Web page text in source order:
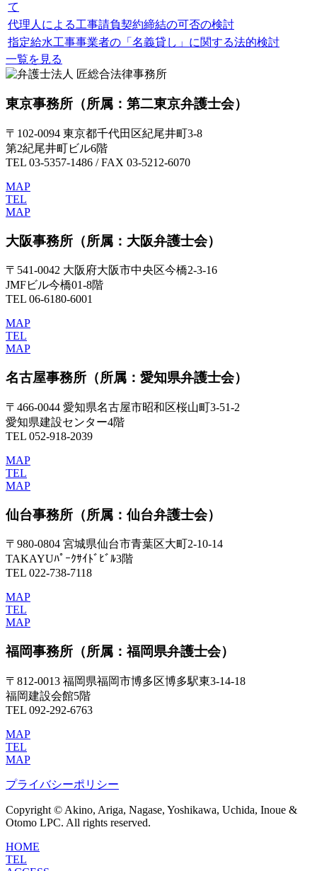
て
代理人による工事請負契約締結の可否の検討
指定給水工事事業者の「名義貸し」に関する法的検討
一覧を見る
東京事務所 （所属：第二東京弁護士会）
〒102-0094 東京都千代田区紀尾井町3-8
第2紀尾井町ビル6階
TEL 03-5357-1486 / FAX 03-5212-6070
MAP
TEL
MAP
大阪事務所 （所属：大阪弁護士会）
〒541-0042 大阪府大阪市中央区今橋2-3-16
JMFビル今橋01-8階
TEL 06-6180-6001
MAP
TEL
MAP
名古屋事務所 （所属：愛知県弁護士会）
〒466-0044 愛知県名古屋市昭和区桜山町3-51-2
愛知県建設センター4階
TEL 052-918-2039
MAP
TEL
MAP
仙台事務所 （所属：仙台弁護士会）
〒980-0804 宮城県仙台市青葉区大町2-10-14
TAKAYUﾊﾟｰｸｻｲﾄﾞﾋﾞﾙ3階
TEL 022-738-7118
MAP
TEL
MAP
福岡事務所 （所属：福岡県弁護士会）
〒812-0013 福岡県福岡市博多区博多駅東3-14-18
福岡建設会館5階
TEL 092-292-6763
MAP
TEL
MAP
プライバシーポリシー
Copyright © Akino, Ariga, Nagase, Yoshikawa, Uchida, Inoue &
Otomo LPC. All rights reserved.
HOME
TEL